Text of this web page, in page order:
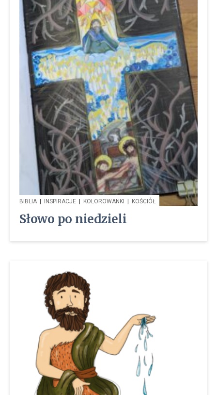
BIBLIA | INSPIRACJE | KOLOROWANKI | KOŚCIÓŁ
Słowo po niedzieli